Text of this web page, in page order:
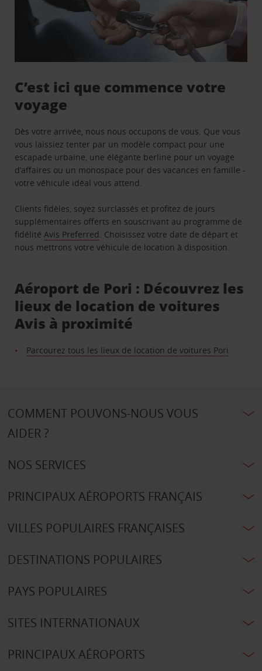
C’est ici que commence votre
voyage
Dès votre arrivée, nous nous occupons de vous. Que vous
vous laissiez tenter par un modèle compact pour une
escapade urbaine, une élégante berline pour un voyage
d’affaires ou un monospace pour des vacances en famille -
votre véhicule idéal vous attend.
Clients fidèles, soyez surclassés et profitez de jours
supplémentaires offerts en souscrivant au programme de
fidélitéAvis Preferred. Choisissez votre date de départ et
nous mettrons votre véhicule de location à disposition.
Aéroport de Pori : Découvrez les
lieux de location de voitures
Avis à proximité
Parcourez tous les lieux de location de voitures Pori
COMMENT POUVONS-NOUS VOUS
AIDER ?
NOS SERVICES
PRINCIPAUX AÉROPORTS FRANÇAIS
VILLES POPULAIRES FRANÇAISES
DESTINATIONS POPULAIRES
PAYS POPULAIRES
SITES INTERNATIONAUX
PRINCIPAUX AÉROPORTS